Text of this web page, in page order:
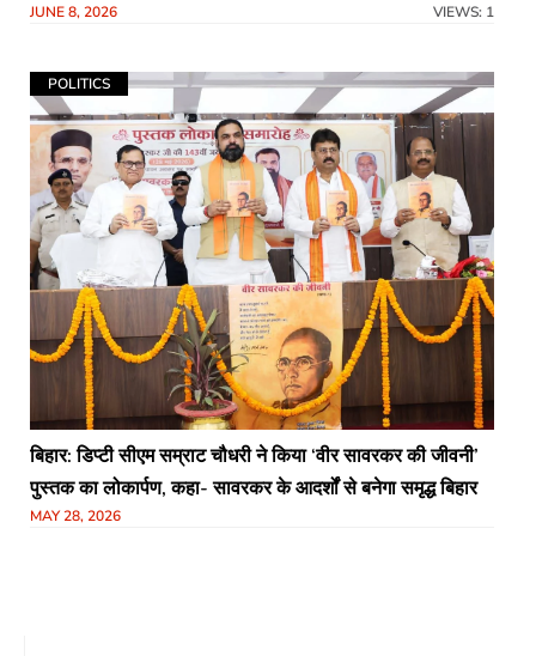
JUNE 8, 2026 VIEWS: 1
POLITICS
बिहार: डिप्टी सीएम सम्राट चौधरी ने किया ‘वीर सावरकर की जीवनी’
पुस्तक का लोकार्पण, कहा- सावरकर के आदर्शों से बनेगा समृद्ध बिहार
MAY 28, 2026